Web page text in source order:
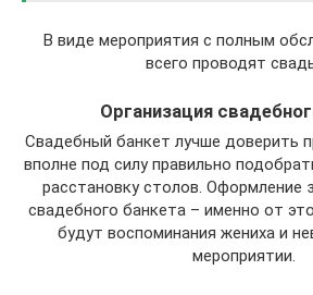
В виде мероприятия с полным
всего проводят
Организация
Свадебный банкет лучше доверить
вполне под силу правильно
расстановку столов. Оформление
свадебного банкета – именно от
будут воспоминания жениха и
мероприятии.